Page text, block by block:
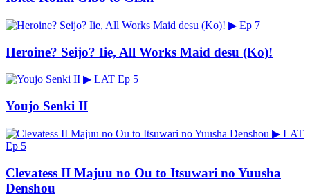
▶ Ep 7
Heroine? Seijo? Iie, All Works Maid desu (Ko)!
▶ LAT Ep 5
Youjo Senki II
▶ LAT
Ep 5
Clevatess II Majuu no Ou to Itsuwari no Yuusha
Denshou